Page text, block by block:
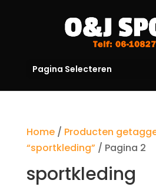
Pagina Selecteren
Home/ Producten
“sportkleding”/ Pagina 2
sportkleding